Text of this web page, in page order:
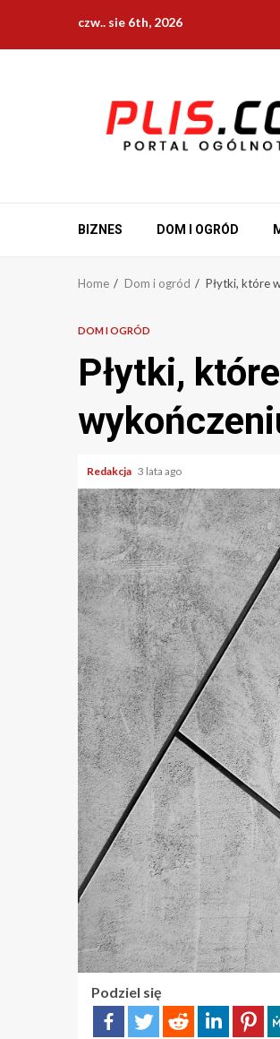
content
czw.. sie 6th, 2026
BIZNES DOM I OGRÓD
Home Dom i ogród Płytki, które
DOM I OGRÓD
Płytki,
Redakcja 3 lata ago
Podziel się